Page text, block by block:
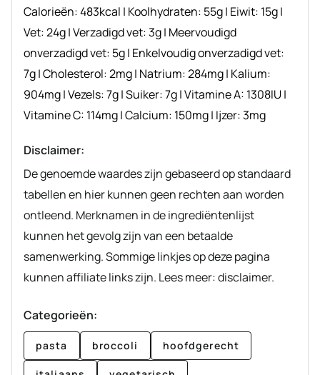
Calorieën:483kcal | Koolhydraten: 55g| Eiwit: 15g|
Vet:24g|Verzadigd vet:3g| Meervoudigd
onverzadigd vet: 5g| Enkelvoudig onverzadigd vet:
7g|Cholesterol:2mg| Natrium:284mg| Kalium:
904mg|Vezels:7g|Suiker:7g|Vitamine A: 1308IU|
Vitamine C: 114mg|Calcium: 150mg| Ijzer:3mg
Disclaimer:
De genoemde waardes zijn gebaseerd op standaard
tabellen en hier kunnen geen rechten aan worden
ontleend. Merknamen in de ingrediëntenlijst
kunnen het gevolg zijn van een betaalde
samenwerking. Sommige linkjes op deze pagina
kunnen affiliate links zijn. Lees meer: disclaimer.
Categorieën:
pasta broccoli hoofdgerecht